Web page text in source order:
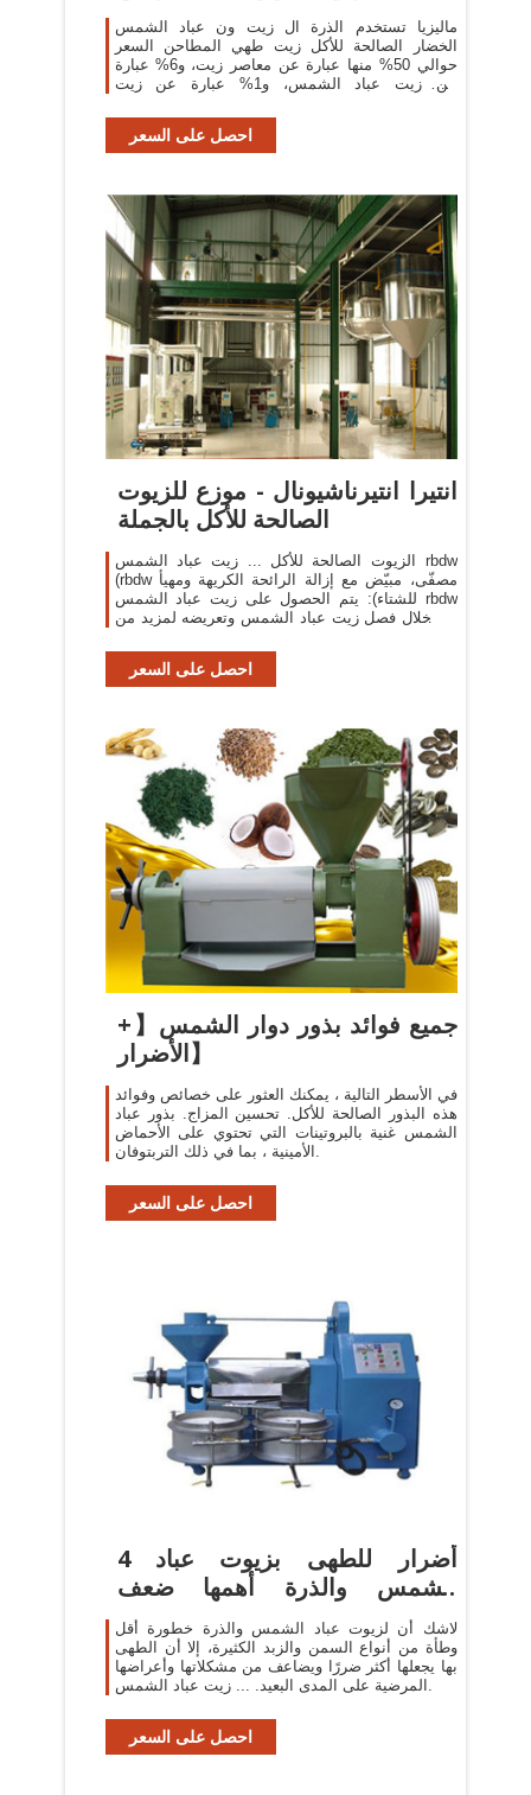
ماليزيا تستخدم الذرة ال زيت ون عباد الشمس
الخضار الصالحة للأكل زيت طهي المطاحن السعر
حوالي 50% منها عبارة عن معاصر زيت، و6% عبارة
عن زيت عباد الشمس، و1% عبارة عن زيت
احصل على السعر
انتيرا انتيرناشيونال - موزع للزيوت
الصالحة للأكل بالجملة
الزيوت الصالحة للأكل ... زيت عباد الشمس rbdw
(rbdw مصفّى، مبيّض مع إزالة الرائحة الكريهة ومهيأ
للشتاء): يتم الحصول على زيت عباد الشمس rbdw
من خلال فصل زيت عباد الشمس وتعريضه لمزيد من
احصل على السعر
جميع فوائد بذور دوار الشمس【+
الأضرار】
في الأسطر التالية ، يمكنك العثور على خصائص وفوائد
هذه البذور الصالحة للأكل. تحسين المزاج. بذور عباد
الشمس غنية بالبروتينات التي تحتوي على الأحماض
الأمينية ، بما في ذلك التربتوفان.
احصل على السعر
4 أضرار للطهى بزيوت عباد
الشمس والذرة أهمها ضعف
لاشك أن لزيوت عباد الشمس والذرة خطورة أقل
وطأة من أنواع السمن والزبد الكثيرة، إلا أن الطهى
بها يجعلها أكثر ضررًا ويضاعف من مشكلاتها وأعراضها
المرضية على المدى البعيد. ... زيت عباد الشمس.
احصل على السعر